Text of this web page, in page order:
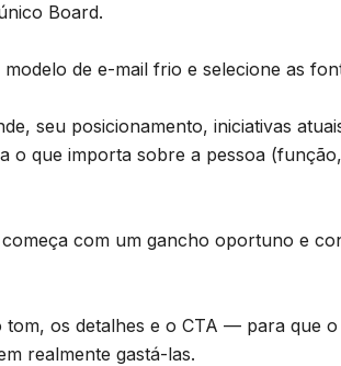
Board.
de e-mail frio e selecione as
seu posicionamento, iniciativas
o que importa sobre a pessoa
com um gancho oportuno e
os detalhes e o CTA — para que
realmente gastá-las.